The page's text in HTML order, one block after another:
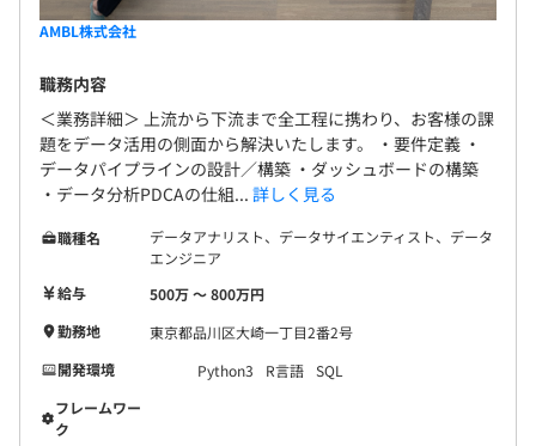
AMBL株式会社
職務内容
＜業務詳細＞ 上流から下流まで全工程に携わり、お客様の課
題をデータ活用の側面から解決いたします。 ・要件定義 ・
データパイプラインの設計／構築 ・ダッシュボードの構築
・データ分析PDCAの仕組... 詳しく見る
職種名
データアナリスト、データサイエンティスト、データ
エンジニア
給与
500万 〜 800万円
勤務地
東京都品川区大崎一丁目2番2号
開発環境
Python3 R言語 SQL
フレームワー
ク